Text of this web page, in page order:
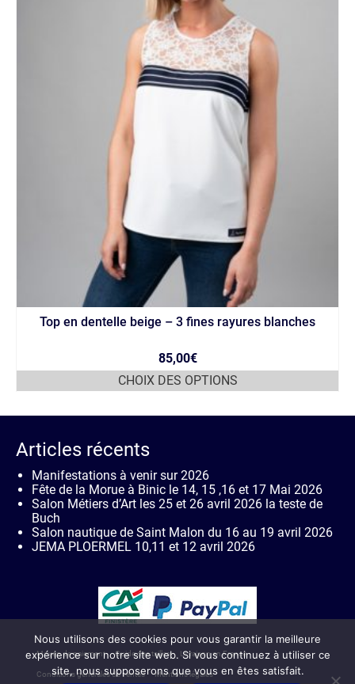
produit
Top en dentelle beige – 3 fines rayures blanches
85,00€
CHOIX DES OPTIONS
Les
options
peuvent
être
choisies
sur
la
Articles récents
Manifestations à venir sur 2026
Fête de la Morue à Binic le 14, 15 ,16 et 17 Mai 2026
Salon Métiers d’Art les 25 et 26 avril 2026 la teste de
Buch
Salon nautique de Saint Malon du 16 au 19 avril 2026
JEMA PLOERMEL 10,11 et 12 avril 2026
Moyen de paiement Guide des tailles Livraison en France
Conditions générales de ventes Mentions légales
Nous utilisons des cookies pour vous garantir la meilleure
expérience sur notre site web. Si vous continuez à utiliser ce
site, nous supposerons que vous en êtes satisfait.